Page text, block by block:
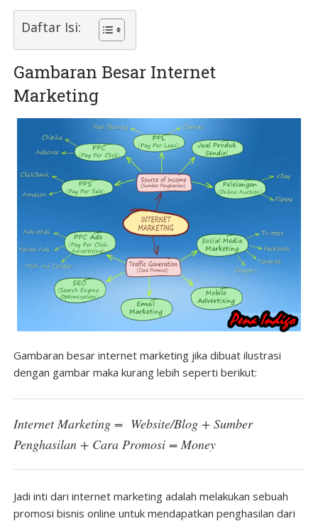
Daftar Isi:
Gambaran Besar Internet
Marketing
Gambaran besar internet marketing jika dibuat ilustrasi
dengan gambar maka kurang lebih seperti berikut:
Internet Marketing = Website/Blog + Sumber
Penghasilan + Cara Promosi = Money
Jadi inti dari internet marketing adalah melakukan sebuah
promosi bisnis online untuk mendapatkan penghasilan dari